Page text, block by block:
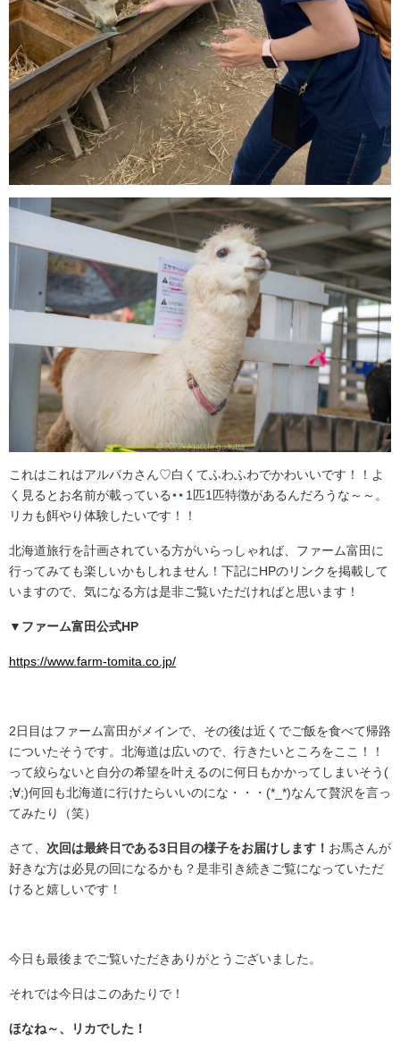
これはこれはアルパカさん♡白くてふわふわでかわいいです！！よ
く見るとお名前が載っている
1匹1匹特徴があるんだろうな～～。
リカも餌やり体験したいです！！
北海道旅行を計画されている方がいらっしゃれば、ファーム富田に
行ってみても楽しいかもしれません！下記にHPのリンクを掲載して
いますので、気になる方は是非ご覧いただければと思います！
▼ファーム富田公式HP
https://www.farm-tomita.co.jp/
2日目はファーム富田がメインで、その後は近くでご飯を食べて帰路
についたそうです。北海道は広いので、行きたいところをここ！！
って絞らないと自分の希望を叶えるのに何日もかかってしまいそう(
;∀;)何回も北海道に行けたらいいのにな・・・(*_*)なんて贅沢を言っ
てみたり（笑）
さて、 次回は最終日である3日目の様子をお届けします！ お馬さんが
好きな方は必見の回になるかも？是非引き続きご覧になっていただ
けると嬉しいです！
今日も最後までご覧いただきありがとうございました。
それでは今日はこのあたりで！
ほなね～、リカでした！